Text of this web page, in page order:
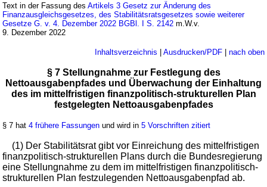
Text in der Fassung desArtikels 3 Gesetz zur Änderung des
Finanzausgleichsgesetzes, des Stabilitätsratsgesetzes sowie weiterer
Gesetze G. v. 4. Dezember 2022 BGBl. I S. 2142 m.W.v.
9. Dezember 2022
Inhaltsverzeichnis | Ausdrucken/PDF| nach oben
§ 7 Stellungnahme zur Festlegung des
Nettoausgabenpfades und Überwachung der Einhaltung
des im mittelfristigen finanzpolitisch-strukturellen Plan
festgelegten Nettoausgabenpfades
§ 7 hat4 frühere Fassungen und wird in5 Vorschriften zitiert
(1) Der Stabilitätsrat gibt vor Einreichung des mittelfristigen
finanzpolitisch-strukturellen Plans durch die Bundesregierung
eine Stellungnahme zu dem im mittelfristigen finanzpolitisch-
strukturellen Plan festzulegenden Nettoausgabenpfad ab.